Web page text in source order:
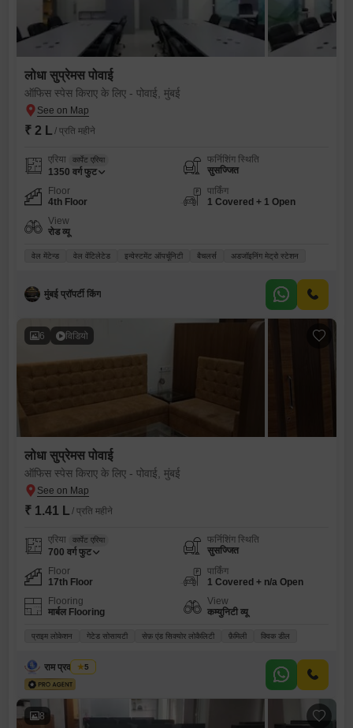
लोधा सुप्रेमस पोवाई
ऑफिस स्पेस किराए के लिए - पोवाई, मुंबई
₹ 2 L / प्रति महीने
एरिया कार्पेट एरिया
1350 वर्ग फुट
फर्निशिंग स्थिति
सुसज्जित
Floor
4th Floor
पार्किंग
1 Covered + 1 Open
View
रोड व्यू
वेल मेंटेन्ड वेल वेंटिलेटेड इन्वेस्टमेंट ऑपर्चूनिटी बैचलर्स अडजॉइनिंग मेट्रो स्टेशन
मुंबई प्रॉपर्टी किंग
6 विडियो
लोधा सुप्रेमस पोवाई
ऑफिस स्पेस किराए के लिए - पोवाई, मुंबई
₹ 1.41 L / प्रति महीने
एरिया कार्पेट एरिया
700 वर्ग फुट
फर्निशिंग स्थिति
सुसज्जित
Floor
17th Floor
पार्किंग
1 Covered + n/a Open
Flooring
मार्बल Flooring
View
कम्युनिटी व्यू
प्राइम लोकेशन गेटेड सोसायटी सेफ़ एंड सिक्योर लोकैलिटी फ़ैमिली क्विक डील
राम प्रकाश वर्मा
5
8